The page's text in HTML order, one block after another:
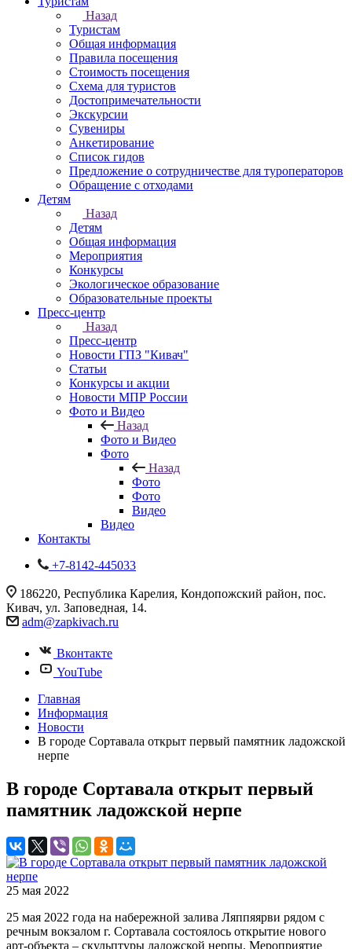
Назад
Туристам
Общая информация
Правила посещения
Стоимость посещения
Схема для туристов
Достопримечательности
Экскурсии
Сувениры
Анкетирование
Список гидов
Предложение о сотрудничестве для туроператоров
Обращение с отходами
Детям
Назад
Детям
Общая информация
Мероприятия
Конкурсы
Экологическое образование
Образовательные проекты
Пресс-центр
Назад
Пресс-центр
Новости ГПЗ "Кивач"
Статьи
Конкурсы и акции
Новости МПР России
Фото и Видео
Назад
Фото и Видео
Фото
Назад
Фото
Фото
Видео
Видео
Контакты
+7-8142-445033
186220, Республика Карелия, Кондопожский район, пос.
Кивач, ул. Заповедная, 14.
adm@zapkivach.ru
Вконтакте
YouTube
Главная
Информация
Новости
В городе Сортавала открыт первый памятник ладожской
нерпе
В городе Сортавала открыт первый
памятник ладожской нерпе
25 мая 2022
25 мая 2022 года на набережной залива Ляппяярви рядом с
речным вокзалом г. Сортавала состоялось открытие нового
арт-объекта – скульптуры ладожской нерпы. Мероприятие